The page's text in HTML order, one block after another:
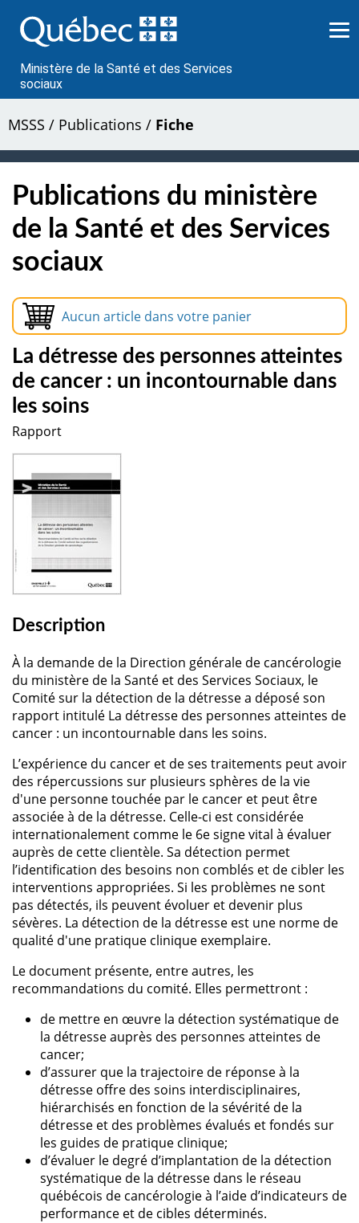
au
contenu
Ministère de la Santé et des Services
sociaux
MSSS / Publications / Fiche
Publications du ministère
de la Santé et des Services
sociaux
Aucun article dans votre panier
La détresse des personnes atteintes
de cancer : un incontournable dans
les soins
Rapport
Description
À la demande de la Direction générale de cancérologie
du ministère de la Santé et des Services Sociaux, le
Comité sur la détection de la détresse a déposé son
rapport intitulé La détresse des personnes atteintes de
cancer : un incontournable dans les soins.
L’expérience du cancer et de ses traitements peut avoir
des répercussions sur plusieurs sphères de la vie
d'une personne touchée par le cancer et peut être
associée à de la détresse. Celle-ci est considérée
internationalement comme le 6e signe vital à évaluer
auprès de cette clientèle. Sa détection permet
l’identification des besoins non comblés et de cibler les
interventions appropriées. Si les problèmes ne sont
pas détectés, ils peuvent évoluer et devenir plus
sévères. La détection de la détresse est une norme de
qualité d'une pratique clinique exemplaire.
Le document présente, entre autres, les
recommandations du comité. Elles permettront :
de mettre en œuvre la détection systématique de
la détresse auprès des personnes atteintes de
cancer;
d’assurer que la trajectoire de réponse à la
détresse offre des soins interdisciplinaires,
hiérarchisés en fonction de la sévérité de la
détresse et des problèmes évalués et fondés sur
les guides de pratique clinique;
d’évaluer le degré d’implantation de la détection
systématique de la détresse dans le réseau
québécois de cancérologie à l’aide d’indicateurs de
performance et de cibles déterminés.